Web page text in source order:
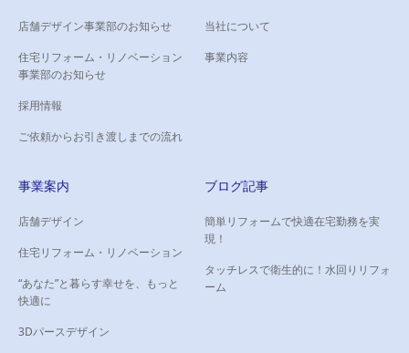
川崎小田栄カルチャーセ
ンター 様
学ぶ楽しさがより深まる、快
RESTORE BASE 様
ナチュラルとインダストリア
店舗デザイン事業部のお知らせ
住宅リフォーム・リノベーション
事業部のお知らせ
採用情報
ご依頼からお引き渡しまでの流れ
当社について
事業内容
事業案内
店舗デザイン
住宅リフォーム・リノベーション
“あなた”と暮らす幸せを、もっと
快適に
3Dパースデザイン
ブログ記事
簡単リフォームで快適在宅勤務を実
現！
タッチレスで衛生的に！水回りリフォ
ーム